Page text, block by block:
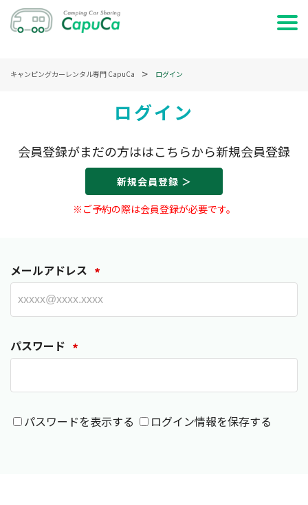
特集・記事を読む
サービス説明
キャンピングカーレンタル専門 CapuCa ログイン
ログイン
会員登録がまだの方ははこちらから新規会員登録
新規会員登録 ＞
※ご予約の際は会員登録が必要です。
メールアドレス *
パスワード *
パスワードを表示する ログイン情報を保存する